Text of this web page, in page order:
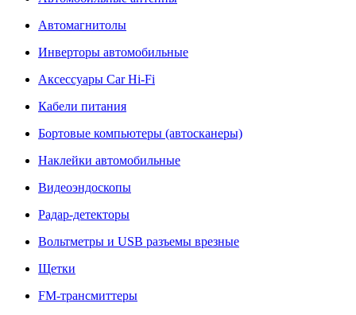
Автомагнитолы
Инверторы автомобильные
Аксессуары Car Hi-Fi
Кабели питания
Бортовые компьютеры (автосканеры)
Наклейки автомобильные
Видеоэндоскопы
Радар-детекторы
Вольтметры и USB разъемы врезные
Щетки
FM-трансмиттеры